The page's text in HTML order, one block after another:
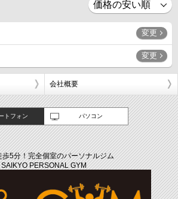
変更
変更
会社概要
トフォン パソコン
歩5分！完全個室のパーソナルジム
SAIKYO PERSONAL GYM